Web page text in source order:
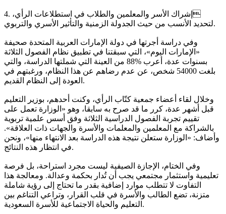
4. إشراك الأسر والمعلمين والطلاب في استطلاعات الرأي،
لتحديد الأنسب من حيث الجدولة الزمنية والتأثير الأسري والتربوي.
وفي دراسة أجرتها في دولة الإمارات العربية المتحدة صحيفة
«الإمارات اليوم»، التي سبقتنا في تطبيق نظام الفصول الثلاثة
بسنوات عدة، أعرب %88 من العينة التي شملتها الدراسة، والتي
بلغت 54000 شخص، عن عدم رضاهم عن هذا النظام، ورغبتهم في
العودة إلى النظام القديم.
وخلال لقاء أعضاء جمعية كتّاب الرأي، وكنت أحدهم، بوزير التعليم
قبل أشهر عدة، كرر ما قد صرح به سابقا، وهو «الوزارة تعمل على
تقييم تجربة الفصول الدراسية الثلاثة وفق أسس علمية تربوية
بالشراكة مع المعلمين والمعلمات والأسرة والجهات ذات العلاقة».
وأضاف: «الوزارة ستعلن نتيجة هذه الدراسة بعد الانتهاء منها»، ونحن
في انتظار هذه النتائج.
وفي الختام، الإجازة الصيفية ليست مجرد استراحة، بل فرصة
تعليمية واستثمار مجتمعي يجب أن تُدار بحكمة وعدالة. ومعالجة هذا
التفاوت لا تتطلب موارد إضافية بقدر ما تحتاج إلى رؤية شاملة
متزنة، تضع الطالب والأسرة في قلب القرار، وتراعي التناغم بين
التعليم والحياة الاجتماعية للأسرة السعودية.